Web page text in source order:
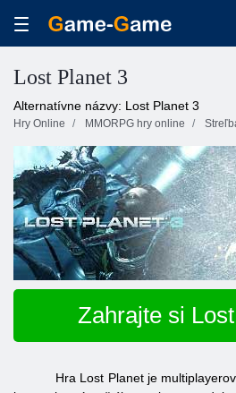
Lost Planet 3
Alternatívne názvy: Lost Planet 3
Hry Online MMORPG hry online
Zahrajte si
Hra Lost Planet je